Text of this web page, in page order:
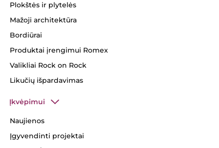
Plokštės ir plytelės
Mažoji architektūra
Bordiūrai
Produktai įrengimui Romex
Valikliai Rock on Rock
Likučių išpardavimas
Įkvėpimui
Naujienos
Įgyvendinti projektai